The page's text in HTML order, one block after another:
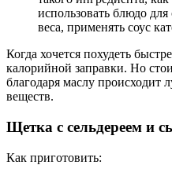
использовать блюдо
веса, применять соус
Когда хочется похудеть
калорийной заправки. Но
благодаря маслу происходит
веществ.
Щетка с сельдереем и
Как приготовить: